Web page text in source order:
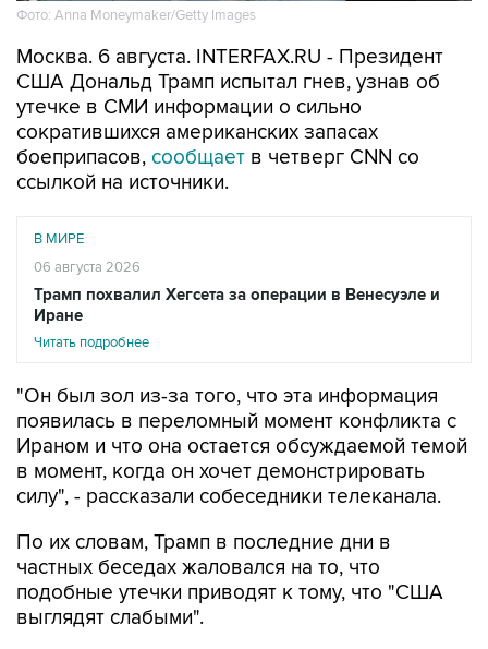
Фото: Anna Moneymaker/Getty Images
Москва. 6 августа. INTERFAX.RU - Президент
США Дональд Трамп испытал гнев, узнав об
утечке в СМИ информации о сильно
сократившихся американских запасах
боеприпасов, сообщает в четверг CNN со
ссылкой на источники.
В МИРЕ
06 августа 2026
Трамп похвалил Хегсета за операции в Венесуэле и
Иране
Читать подробнее
"Он был зол из-за того, что эта информация
появилась в переломный момент конфликта с
Ираном и что она остается обсуждаемой темой
в момент, когда он хочет демонстрировать
силу", - рассказали собеседники телеканала.
По их словам, Трамп в последние дни в
частных беседах жаловался на то, что
подобные утечки приводят к тому, что "США
выглядят слабыми".